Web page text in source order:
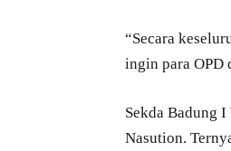
“Secara
ingin para OPD
Sekda Badung
Nasution.